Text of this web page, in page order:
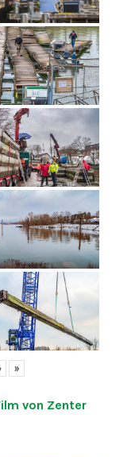
»
von Zenter